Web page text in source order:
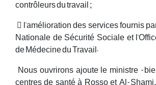
contrôleurs du travail ;
 l'amélioration des services fournis
Nationale de Sécurité Sociale et
de Médecine du Travail.
Nous ouvrirons ajoute le ministre -
centres de santé à Rosso et Al-